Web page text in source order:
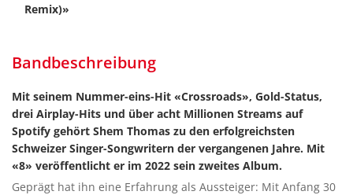
Remix)»
Bandbeschreibung
Mit seinem Nummer-eins-Hit «Crossroads», Gold-Status,
drei Airplay-Hits und über acht Millionen Streams auf
Spotify gehört Shem Thomas zu den erfolgreichsten
Schweizer Singer-Songwritern der vergangenen Jahre. Mit
«8» veröffentlicht er im 2022 sein zweites Album.
Geprägt hat ihn eine Erfahrung als Aussteiger: Mit Anfang 30